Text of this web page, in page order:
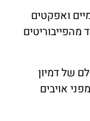
ואפקטים
של דמיון
אויבים